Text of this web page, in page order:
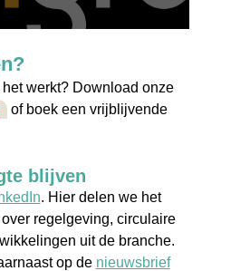
werkt? Download onze
of boek een vrijblijvende
blijven
. Hier delen we het
regelgeving, circulaire
uit de branche.
op de nieuwsbrief